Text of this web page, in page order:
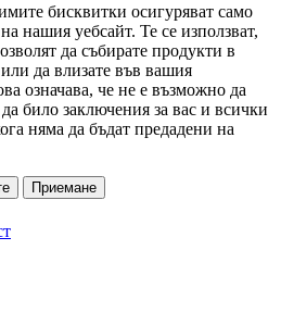
бисквитки осигуряват само
нашия уебсайт. Те се използват,
да събирате продукти в
да влизате във вашия
означава, че не е възможно да
било заключения за вас и всички
няма да бъдат предадени на
Приемане